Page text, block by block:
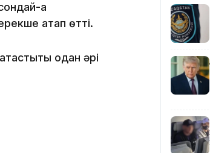
ақ
атап өтті.
одан әрі
19:09